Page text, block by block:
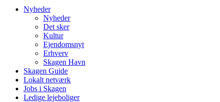
Nyheder
Nyheder
Det sker
Kultur
Ejendomsnyt
Erhverv
Skagen Havn
Skagen Guide
Lokalt netværk
Jobs i Skagen
Ledige lejeboliger